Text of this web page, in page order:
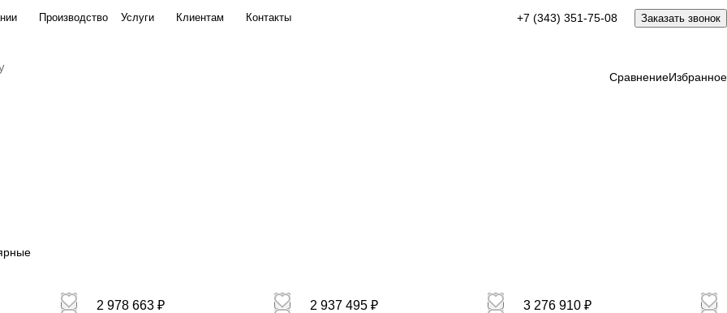
Производство Услуги Клиентам Контакты +7 (343) 351-75-08 Заказать звонок
СравнениеИзбранное
2 978 663 ₽ 2 937 495 ₽ 3 276 910 ₽